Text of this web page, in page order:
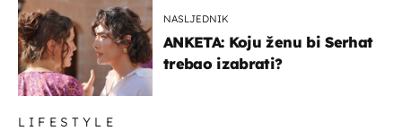
NASLJEDNIK
ANKETA: Koju ženu bi Serhat
trebao izabrati?
LIFESTYLE